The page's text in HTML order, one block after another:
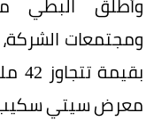
معرض سيتي سكيب